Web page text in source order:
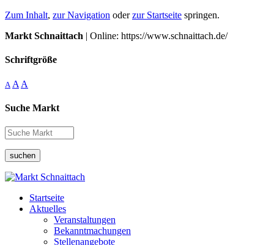
Zum Inhalt, zur Navigation oderzur Startseite springen.
Markt Schnaittach | Online: https://www.schnaittach.de/
Schriftgröße
A A A
Suche Markt
suchen
Startseite
Aktuelles
Veranstaltungen
Bekanntmachungen
Stellenangebote